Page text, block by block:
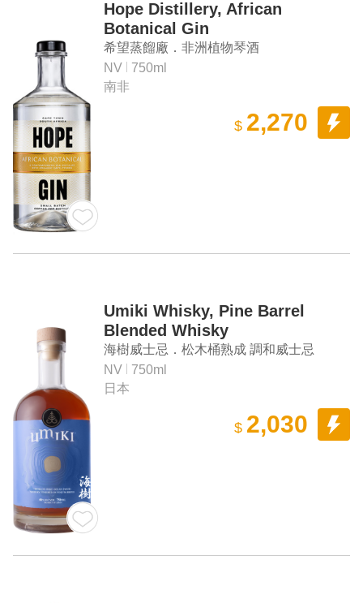
Hope Distillery, African
Botanical Gin
希望蒸餾廠．非洲植物琴酒
NV
750ml
南非
$ 2,270
Umiki Whisky, Pine Barrel
Blended Whisky
海樹威士忌．松木桶熟成 調和威士忌
NV
750ml
日本
$ 2,030